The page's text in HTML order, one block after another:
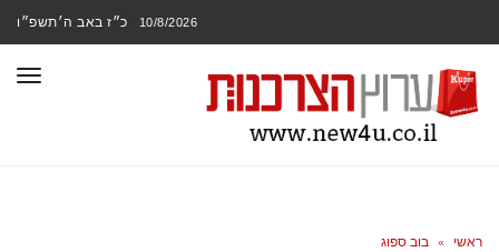
10/8/2026 כ״ז באב ה׳תשפ״ו
ראשי » בוב ספוג